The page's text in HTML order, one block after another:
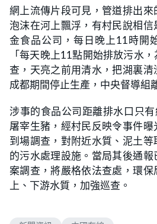
7
%
網上流傳片段可見，管道排出
泡沫在河上飄浮，有村民說相
金食品公司，每日晚上11時開
「每天晚上11點開始排放污水
查，天亮之前用清水，把湖裏清
成都期間停止生產，中央督導組
涉事的食品公司距離排水口只
屠宰生豬，經村民反映令事件
到場調查，對附近水質、泥土
的污水處理設施。當局其後通
案調查，將嚴格依法查處，環
上、下游水質，加強巡查。